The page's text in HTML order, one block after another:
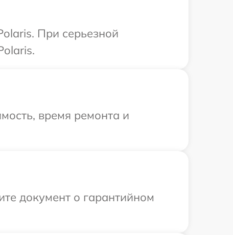
При серьезной
время ремонта и
документ о гарантийном